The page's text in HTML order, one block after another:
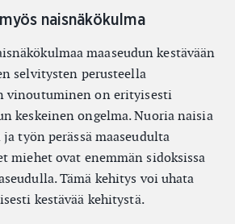
naisnäkökulma
maaseudun kestävään
selvitysten perusteella
vinoutuminen on erityisesti
keskeinen ongelma. Nuoria naisia
työn perässä maaseudulta
miehet ovat enemmän sidoksissa
Tämä kehitys voi uhata
kestävää kehitystä.